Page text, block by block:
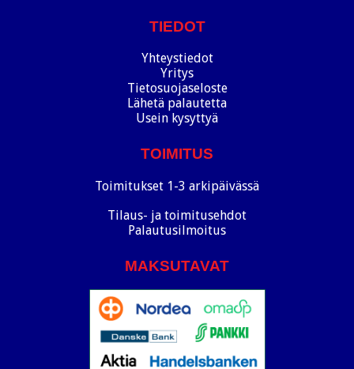
TIEDOT
Yhteystiedot
Yritys
Tietosuojaseloste
Lähetä palautetta
Usein kysyttyä
TOIMITUS
Toimitukset 1-3 arkipäivässä
Tilaus- ja toimitusehdot
Palautusilmoitus
MAKSUTAVAT